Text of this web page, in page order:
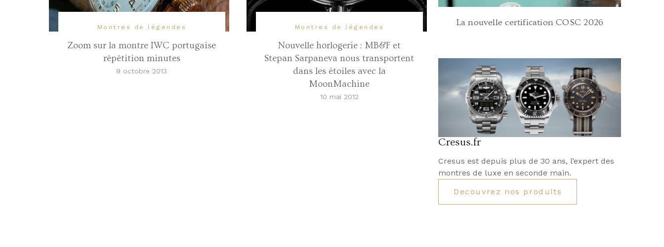
Montres de légendes
Zoom sur la montre IWC portugaise
répétition minutes
9 octobre 2013
Montres de légendes
Nouvelle horlogerie : MB&F et
Stepan Sarpaneva nous transportent
dans les étoiles avec la
MoonMachine
10 mai 2012
La nouvelle certification COSC 2026
Cresus.fr
Cresus est depuis plus de 30 ans, l’expert des
montres de luxe en seconde main.
Decouvrez nos produits